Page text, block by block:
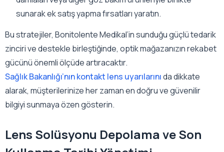
sunarak ek satış yapma fırsatları yaratın.
Bu stratejiler, Bonitolente Medikal’in sunduğu güçlü tedarik
zinciri ve destekle birleştiğinde, optik mağazanızın rekabet
gücünü önemli ölçüde artıracaktır.
Sağlık Bakanlığı’nın kontakt lens uyarılarınıda dikkate
alarak, müşterilerinize her zaman en doğru ve güvenilir
bilgiyi sunmaya özen gösterin.
Lens Solüsyonu Depolama ve Son